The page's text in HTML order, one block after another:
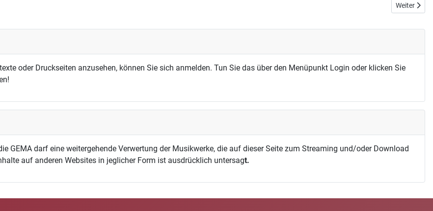
Nächster
Weiter
oder Druckseiten anzusehen, können Sie sich anmelden. Tun Sie das über den Menüpunkt Login oder klicken Sie
GEMA darf eine weitergehende Verwertung der Musikwerke, die auf dieser Seite zum Streaming und/oder Download
auf anderen Websites in jeglicher Form ist ausdrücklich untersagt.